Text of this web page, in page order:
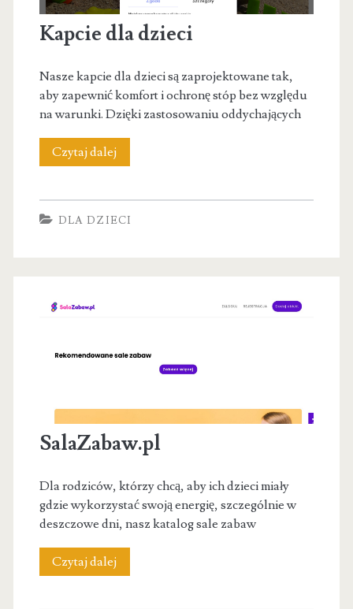
Kapcie dla dzieci
Nasze kapcie dla dzieci są zaprojektowane tak,
aby zapewnić komfort i ochronę stóp bez względu
na warunki. Dzięki zastosowaniu oddychających
Czytaj dalejKapcie
DLA DZIECI
SalaZabaw.pl
Dla rodziców, którzy chcą, aby ich dzieci miały
gdzie wykorzystać swoją energię, szczególnie w
deszczowe dni, nasz katalog sale zabaw
Czytaj dalejSalaZabaw.pl